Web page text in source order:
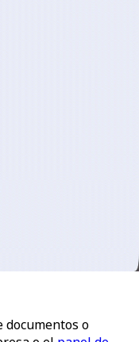
documentos o